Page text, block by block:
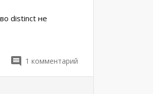
distinct не
1 комментарий